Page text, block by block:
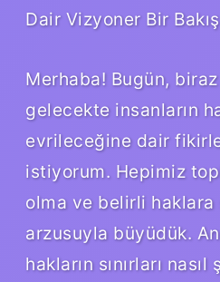
Dair Vizyoner Bir Bakış
Merhaba! Bugün,
gelecekte insanların
evrileceğine dair
istiyorum. Hepimiz
olma ve belirli haklara
arzusuyla büyüdük.
hakların sınırları